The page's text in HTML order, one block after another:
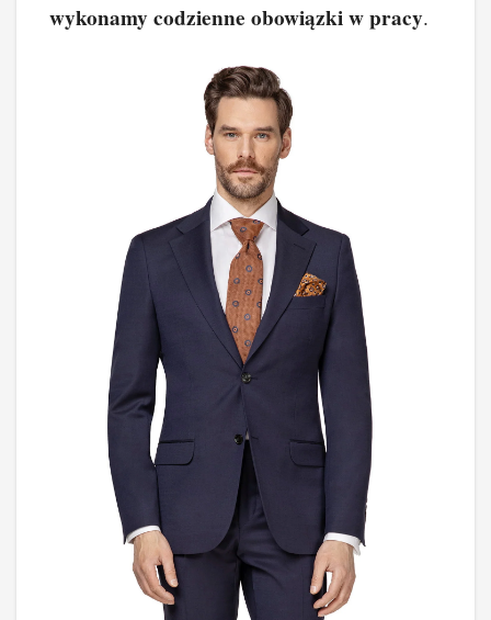
wykonamy codzienne obowiązki w pracy.